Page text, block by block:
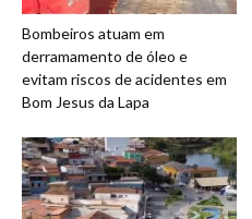
Bombeiros atuam em
derramamento de óleo e
evitam riscos de acidentes em
Bom Jesus da Lapa